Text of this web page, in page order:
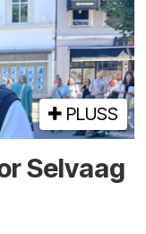
PLUSS
Selvaag